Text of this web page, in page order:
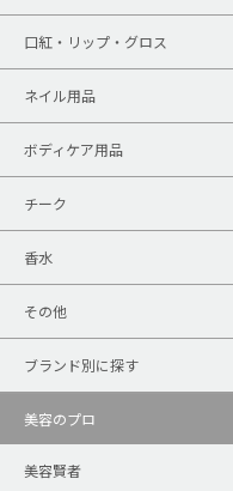
口紅・リップ・グロス
ネイル用品
ボディケア用品
チーク
香水
その他
ブランド別に探す
美容のプロ
美容賢者